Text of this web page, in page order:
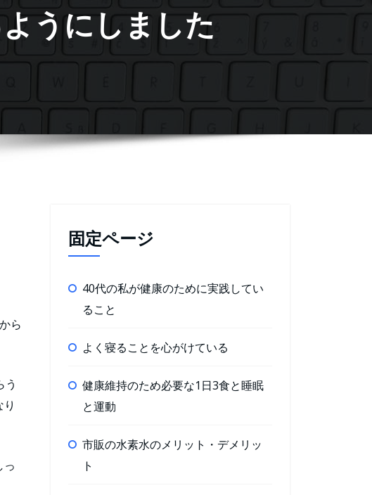
うにしました
ら
う
っ
固定ページ
40代の私が健康のために実践してい
ること
よく寝ることを心がけている
健康維持のため必要な1日3食と睡眠
と運動
市販の水素水のメリット・デメリッ
ト